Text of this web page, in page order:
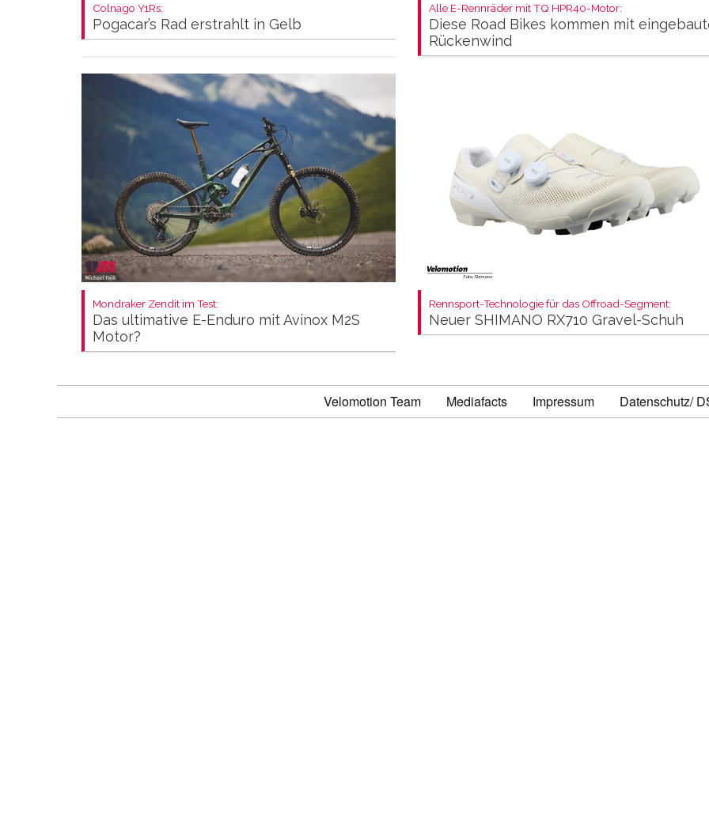
Colnago Y1Rs:
Pogacar’s Rad erstrahlt in Gelb
Alle E-Rennräder mit TQ HPR40-Motor:
Diese Road Bikes kommen mit
Rückenwind
Mondraker Zendit im Test:
Das ultimative E-Enduro mit Avinox M2S
Motor?
Rennsport-Technologie für das Offroad-Segment:
Neuer SHIMANO RX710 Gravel-Schuh
Velomotion Team Mediafacts Impressum Datenschutz/